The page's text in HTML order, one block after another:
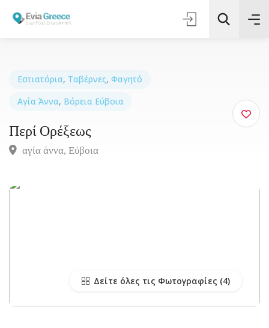
Τοποθεσία
Όλες οι Κατηγορίες
Εστιατόρια, Ταβέρνες, Φαγητό
Αγία Άννα, Βόρεια Εύβοια
Περί Ορέξεως
αγία άννα, Eύβοια
Δείτε όλες τις Φωτογραφίες